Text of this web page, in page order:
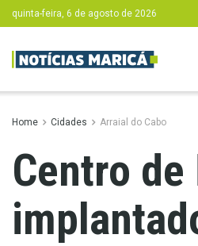
quinta-feira, 6 de agosto de 2026
Home Cidades Arraial do Cabo
Centro